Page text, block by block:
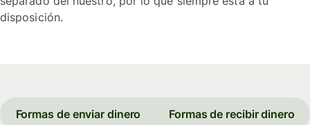
disposición.
Formas de enviar dinero Formas de recibir dinero